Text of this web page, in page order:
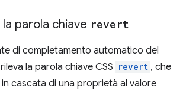
parola chiave revert
di completamento automatico del
la parola chiave CSS revert , che
cascata di una proprietà al valore